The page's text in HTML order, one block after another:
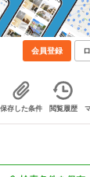
会員登録
保存した条件 閲覧履歴